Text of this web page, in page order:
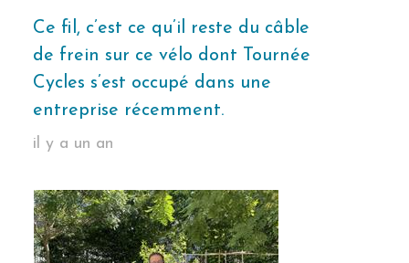
Ce fil, c’est ce qu’il reste du câble
de frein sur ce vélo dont Tournée
Cycles s’est occupé dans une
entreprise récemment.
il y a un an